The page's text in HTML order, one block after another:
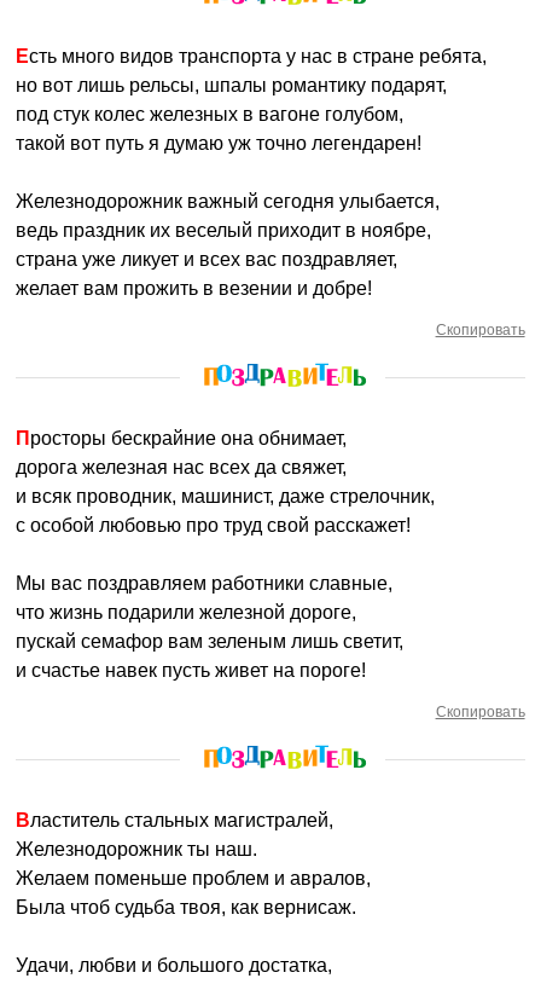
Есть много видов транспорта у нас в стране ребята,
но вот лишь рельсы, шпалы романтику подарят,
под стук колес железных в вагоне голубом,
такой вот путь я думаю уж точно легендарен!
Железнодорожник важный сегодня улыбается,
ведь праздник их веселый приходит в ноябре,
страна уже ликует и всех вас поздравляет,
желает вам прожить в везении и добре!
Скопировать
Просторы бескрайние она обнимает,
дорога железная нас всех да свяжет,
и всяк проводник, машинист, даже стрелочник,
с особой любовью про труд свой расскажет!
Мы вас поздравляем работники славные,
что жизнь подарили железной дороге,
пускай семафор вам зеленым лишь светит,
и счастье навек пусть живет на пороге!
Скопировать
Властитель стальных магистралей,
Железнодорожник ты наш.
Желаем поменьше проблем и авралов,
Была чтоб судьба твоя, как вернисаж.
Удачи, любви и большого достатка,